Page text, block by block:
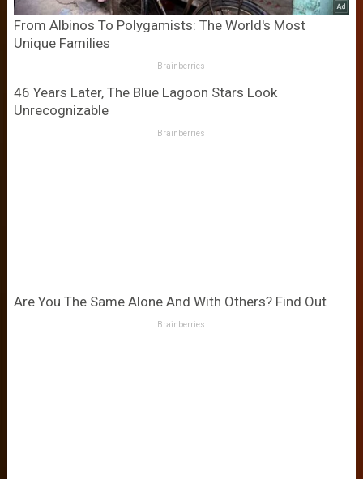
From Albinos To Polygamists: The World's Most
Unique Families
Brainberries
46 Years Later, The Blue Lagoon Stars Look
Unrecognizable
Brainberries
Are You The Same Alone And With Others? Find Out
Brainberries